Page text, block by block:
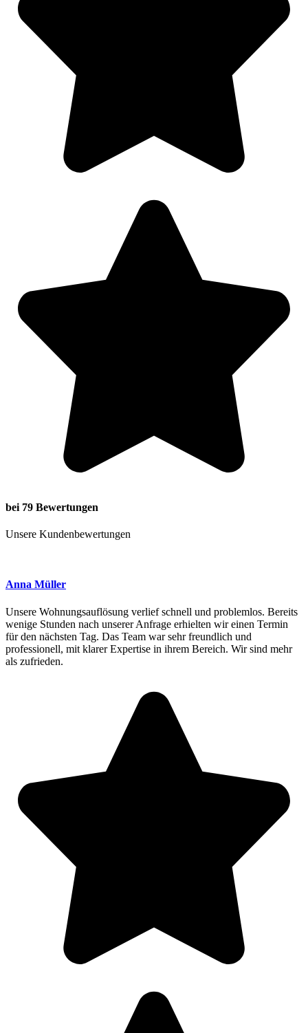
bei 79 Bewertungen
Unsere Kundenbewertungen
Anna Müller
Unsere Wohnungsauflösung verlief schnell und problemlos. Bereits
wenige Stunden nach unserer Anfrage erhielten wir einen Termin
für den nächsten Tag. Das Team war sehr freundlich und
professionell, mit klarer Expertise in ihrem Bereich. Wir sind mehr
als zufrieden.